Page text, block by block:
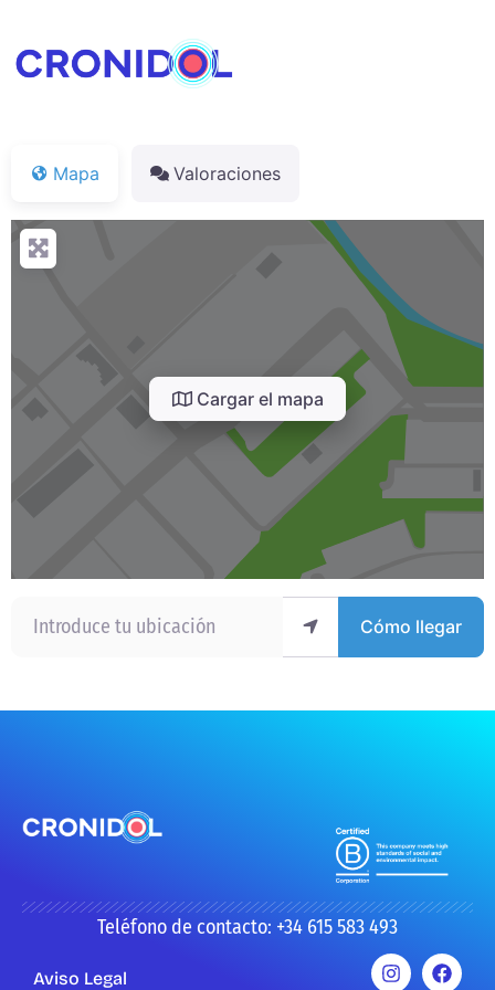
Mapa Valoraciones
Cargar el mapa
Cómo llegar
Teléfono de contacto: +34 615 583 493
Aviso Legal